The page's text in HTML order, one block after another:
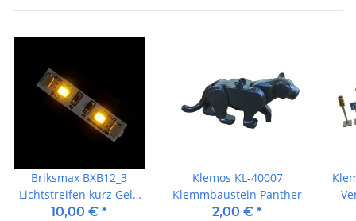
Briksmax BXB12_3
Lichtstreifen kurz Gelb
(3 Stück)
10,00 € *
Klemos KL-40007
Klemmbaustein Panther
2,00 € *